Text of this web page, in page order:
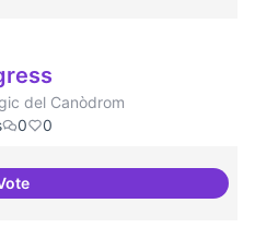
del Canòdrom
0 0
Mobile Social Congress